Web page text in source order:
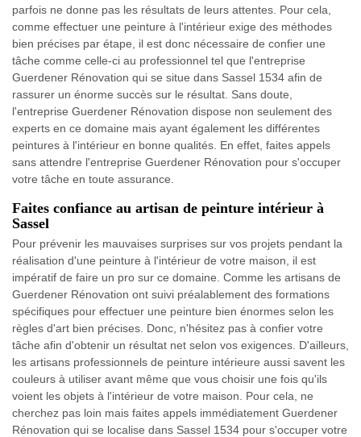
parfois ne donne pas les résultats de leurs attentes. Pour cela,
comme effectuer une peinture à l'intérieur exige des méthodes
bien précises par étape, il est donc nécessaire de confier une
tâche comme celle-ci au professionnel tel que l'entreprise
Guerdener Rénovation qui se situe dans Sassel 1534 afin de
rassurer un énorme succès sur le résultat. Sans doute,
l'entreprise Guerdener Rénovation dispose non seulement des
experts en ce domaine mais ayant également les différentes
peintures à l'intérieur en bonne qualités. En effet, faites appels
sans attendre l'entreprise Guerdener Rénovation pour s'occuper
votre tâche en toute assurance.
Faites confiance au artisan de peinture intérieur à
Sassel
Pour prévenir les mauvaises surprises sur vos projets pendant la
réalisation d'une peinture à l'intérieur de votre maison, il est
impératif de faire un pro sur ce domaine. Comme les artisans de
Guerdener Rénovation ont suivi préalablement des formations
spécifiques pour effectuer une peinture bien énormes selon les
règles d'art bien précises. Donc, n'hésitez pas à confier votre
tâche afin d'obtenir un résultat net selon vos exigences. D'ailleurs,
les artisans professionnels de peinture intérieure aussi savent les
couleurs à utiliser avant même que vous choisir une fois qu'ils
voient les objets à l'intérieur de votre maison. Pour cela, ne
cherchez pas loin mais faites appels immédiatement Guerdener
Rénovation qui se localise dans Sassel 1534 pour s'occuper votre